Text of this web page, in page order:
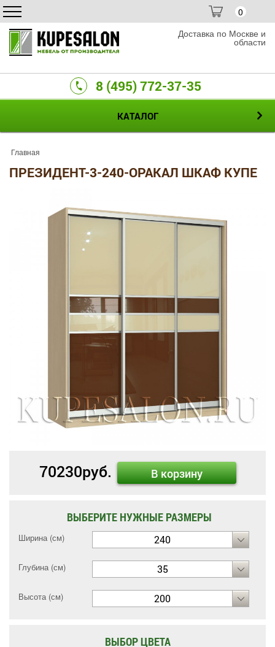
0
Доставка по Москве и
области
8 (495) 772-37-35
КАТАЛОГ
Главная
ПРЕЗИДЕНТ-3-240-ОРАКАЛ ШКАФ КУПЕ
70230руб. В корзину
ВЫБЕРИТЕ НУЖНЫЕ РАЗМЕРЫ
Ширина (см) 240
Глубина (см) 35
Высота (см) 200
ВЫБОР ЦВЕТА